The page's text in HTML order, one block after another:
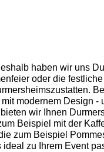
haben wir uns
oder die
modernem Design -
wir Ihnen
Beispiel mit der
zum Beispiel
zu Ihrem Event